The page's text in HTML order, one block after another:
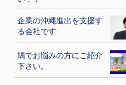
企業の沖縄進出を支援す
る会社です
鳩でお悩みの方にご紹介
下さい。